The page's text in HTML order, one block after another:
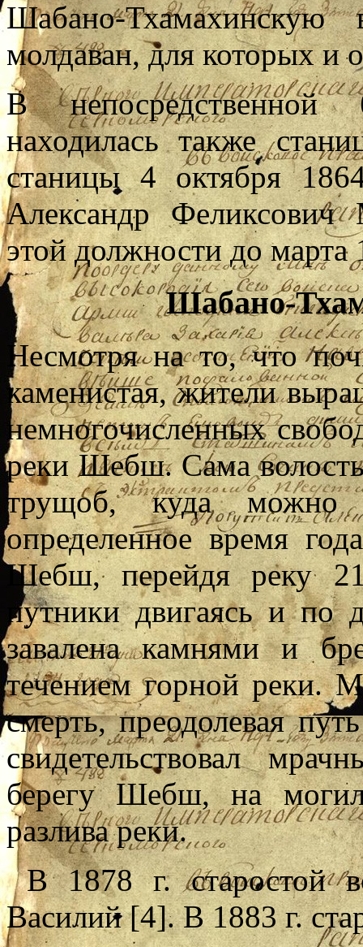
Шабано-
молдаван, для которых и
В непосредственной
находилась также
станицы 4 октября
Александр Феликсович
этой должности до марта
Шабано-
Несмотря на то, что
каменистая, жители
немногочисленных
реки Шебш. Сама
трущоб, куда можно
определенное время
Шебш, перейдя реку
путники двигаясь и по
завалена камнями и
течением горной реки.
смерть, преодолевая
свидетельствовал
берегу Шебш, на
разлива реки.
В 1878 г. старостой
Василий [4]. В 1883 г.